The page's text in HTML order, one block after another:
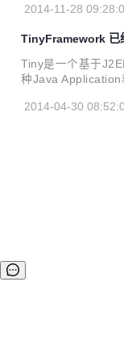
来越多的人直接为
通过扩展可以不断
ervlet，不管是流
可以自组装的 在
置文件和Pom依赖
可以支持7*24小时
低水平者各司其职
2014-11-28
TinyFramework 已
Tiny是一个基于
种Java Application
块的增加： 增加了
重构，添加M,B,G
2014-04-30